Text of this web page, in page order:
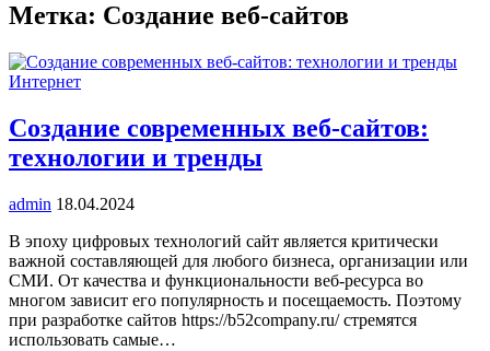
Метка: Создание веб-сайтов
Интернет
Создание современных веб-сайтов:
технологии и тренды
admin 18.04.2024
В эпоху цифровых технологий сайт является критически
важной составляющей для любого бизнеса, организации или
СМИ. От качества и функциональности веб-ресурса во
многом зависит его популярность и посещаемость. Поэтому
при разработке сайтов https://b52company.ru/ стремятся
использовать самые…